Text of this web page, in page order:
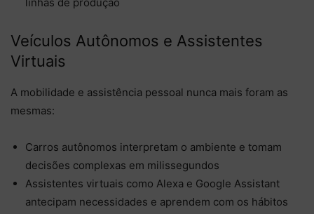
Veículos Autônomos e Assistentes
Virtuais
A mobilidade e assistência pessoal nunca mais foram as
mesmas:
Carros autônomos interpretam o ambiente e tomam
decisões complexas em milissegundos
Assistentes virtuais como Alexa e Google Assistant
antecipam necessidades e aprendem com os hábitos